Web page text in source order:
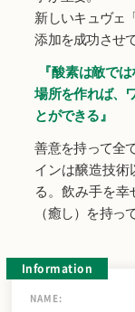
新しいキュヴェ
添加を成功させ
『酸素は敵で
場所を作れば、
とができる』
善意を持って全
インは醸造技術
る。飲み手を幸
（癒し）を持っ
Information
NAME: